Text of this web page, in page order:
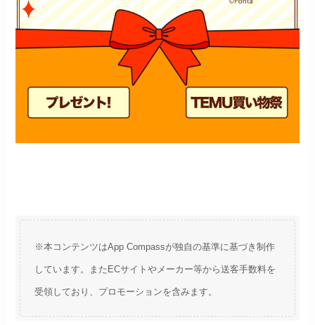
※本コンテンツはApp Compassが独自の基準に基づき制作
しています。またECサイトやメーカー等から送客手数料を
受領しており、プロモーションを含みます。